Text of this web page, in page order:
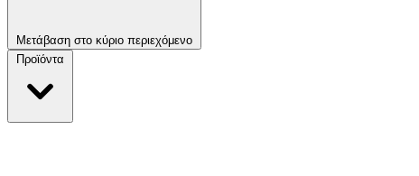
Μετάβαση στο κύριο περιεχόμενο
Προϊόντα